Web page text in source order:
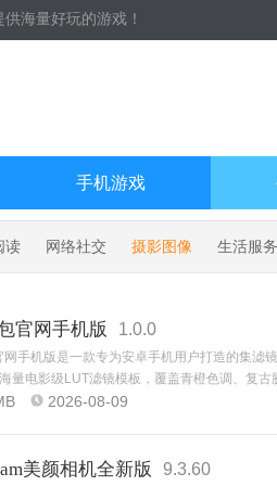
海量好玩的游戏！
手机游戏
读 网络社交 摄影图像 生活服务
官网手机版 1.0.0
网手机版是一款专为安卓手机用户打造的集滤
量电影级LUT滤镜模板，覆盖青橙色调、复
复杂后期即可实现专业级色彩调校。其核心功能
2026-08-09
美颜相机全新版 9.3.60